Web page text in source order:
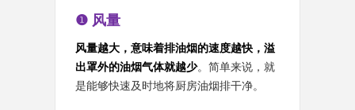
❶ 风量
风量越大，意味着排油烟的速度越快，溢
出罩外的油烟气体就越少。简单来说，就
是能够快速及时地将厨房油烟排干净。